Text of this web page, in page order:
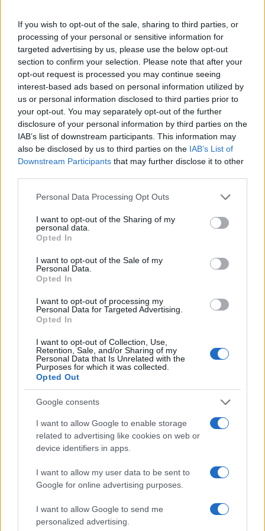
If you wish to opt-out of the sale, sharing to third parties, or
processing of your personal or sensitive information for
targeted advertising by us, please use the below opt-out
section to confirm your selection. Please note that after your
opt-out request is processed you may continue seeing
interest-based ads based on personal information utilized by
us or personal information disclosed to third parties prior to
your opt-out. You may separately opt-out of the further
disclosure of your personal information by third parties on the
IAB’s list of downstream participants. This information may
also be disclosed by us to third parties on the IAB’s List of
Downstream Participants that may further disclose it to other
Please note that this website/app uses one or more Google
not limited to your visit or usage behaviour. You may click to
grant or deny consent to Google and its third-party tags to
use your data for below specified purposes in below Google
consent section.
Personal Data Processing Opt Outs
I want to opt-out of the Sharing of my
personal data.
Opted In
I want to opt-out of the Sale of my
Personal Data.
Opted In
I want to opt-out of processing my
Personal Data for Targeted Advertising.
Opted In
I want to opt-out of Collection, Use,
Retention, Sale, and/or Sharing of my
Personal Data that Is Unrelated with the
Purposes for which it was collected.
Opted Out
Google consents
I want to allow Google to enable storage
related to advertising like cookies on web or
device identifiers in apps.
I want to allow my user data to be sent to
Google for online advertising purposes.
I want to allow Google to send me
personalized advertising.
Σχόλια
Σχολίασε εδώ
50 /50
2000 /2000
Όροι Χρήσης . Το site προστατεύεται από reCAPTCHA, ισχύουν
Media
Share:
Ακολουθήστε το Νewsit.gr στο
τελευταία νέα
της ημέρας
για την προστασία της
Πιο δημοφιλή
τροχαίο με νεκρούς μητέρα και γιο – Ο
οδηγός του φορτηγού κατέγραψε τη